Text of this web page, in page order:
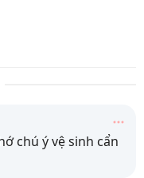
chú ý vệ sinh cẩn